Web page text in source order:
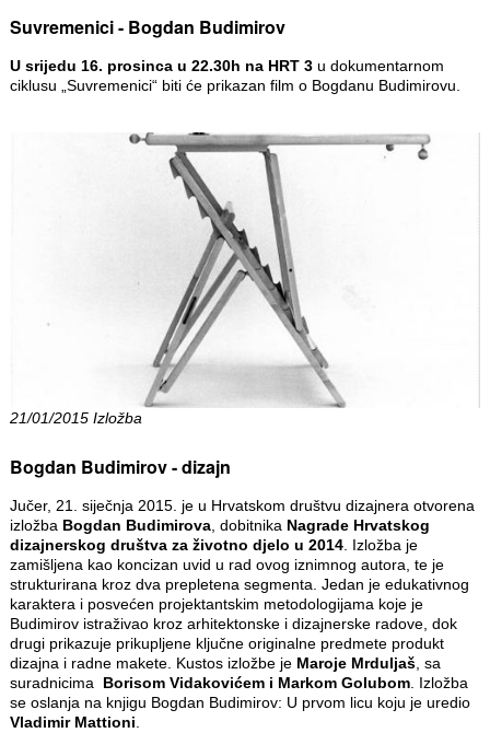
Suvremenici - Bogdan Budimirov
U srijedu 16. prosinca u 22.30h na HRT 3u dokumentarnom
ciklusu „Suvremenici“ biti će prikazan film o Bogdanu Budimirovu.
21/01/2015 Izložba
Bogdan Budimirov - dizajn
Jučer, 21. siječnja 2015. je u Hrvatskom društvu dizajnera otvorena
izložba Bogdan Budimirova, dobitnika Nagrade Hrvatskog
dizajnerskog društva za životno djelo u 2014. Izložba je
zamišljena kao koncizan uvid u rad ovog iznimnog autora, te je
strukturirana kroz dva prepletena segmenta. Jedan je edukativnog
karaktera i posvećen projektantskim metodologijama koje je
Budimirov istraživao kroz arhitektonske i dizajnerske radove, dok
drugi prikazuje prikupljene ključne originalne predmete produkt
dizajna i radne makete. Kustos izložbe je Maroje Mrduljaš, sa
suradnicima Borisom Vidakovićem i Markom Golubom. Izložba
se oslanja na knjigu Bogdan Budimirov: U prvom licu koju je uredio
Vladimir Mattioni.